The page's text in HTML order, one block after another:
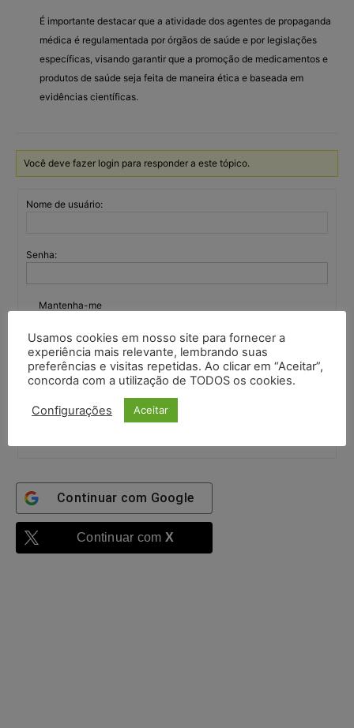
É importante destacar que a atividade dos agentes de propaganda
médica é regulamentada por órgãos de saúde e por legislações
específicas, visando garantir que a promoção de medicamentos e
produtos de saúde seja feita de maneira ética e baseada em
evidências científicas.
Você deve fazer login para responder a este tópico.
Nome de usuário:
Senha:
Mantenha-me
Confirme que você é uma pessoa
9 + 6 =
Continuar com Google
Continuar com X
Usamos cookies em nosso site para fornecer a
experiência mais relevante, lembrando suas
preferências e visitas repetidas. Ao clicar em “Aceitar”,
concorda com a utilização de TODOS os cookies.
Configurações Aceitar